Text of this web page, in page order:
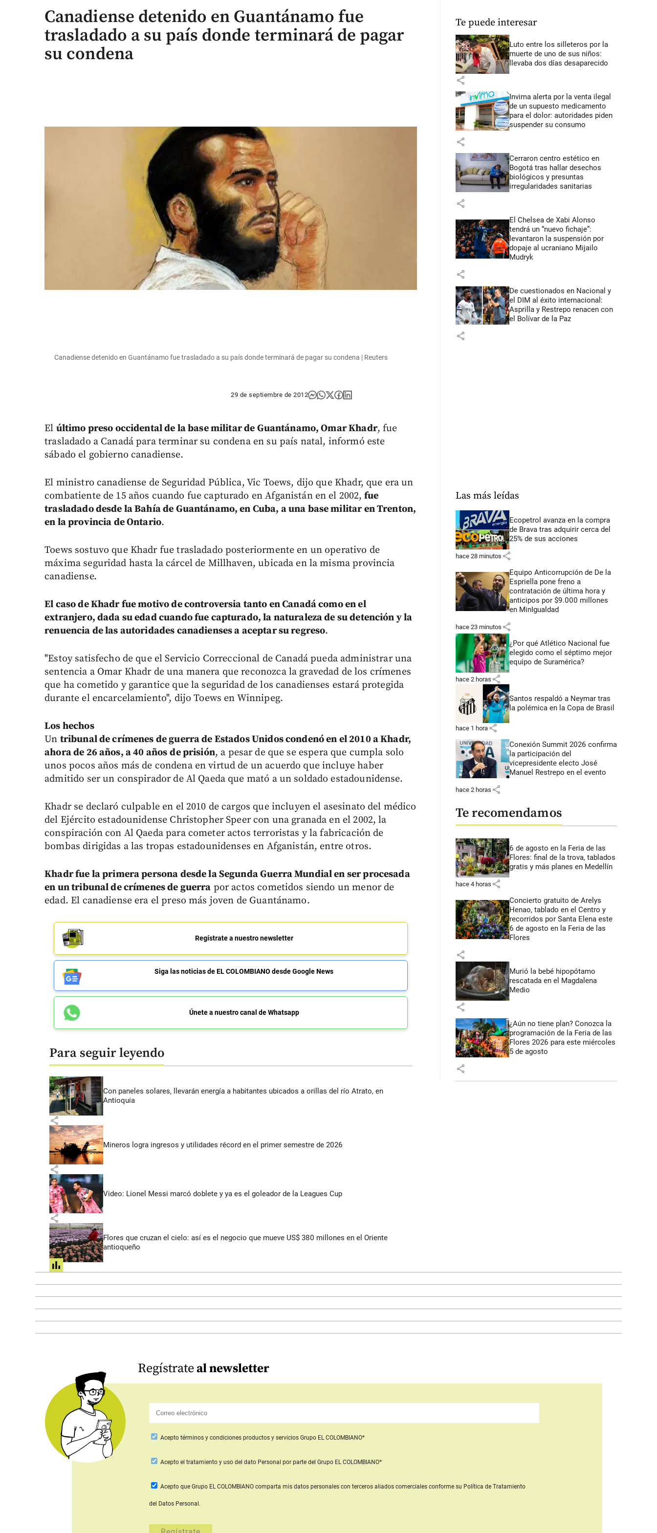
Canadiense detenido en Guantánamo fue
trasladado a su país donde terminará de pagar
su condena
Canadiense detenido en Guantánamo fue trasladado a su país donde terminará de pagar su condena | Reuters
29 de septiembre de 2012
El último preso occidental de la base militar de Guantánamo, Omar Khadr, fue
trasladado a Canadá para terminar su condena en su país natal, informó este
sábado el gobierno canadiense.
El ministro canadiense de Seguridad Pública, Vic Toews, dijo que Khadr, que era un
combatiente de 15 años cuando fue capturado en Afganistán en el 2002, fue
trasladado desde la Bahía de Guantánamo, en Cuba, a una base militar en Trenton,
en la provincia de Ontario.
Toews sostuvo que Khadr fue trasladado posteriormente en un operativo de
máxima seguridad hasta la cárcel de Millhaven, ubicada en la misma provincia
canadiense.
El caso de Khadr fue motivo de controversia tanto en Canadá como en el
extranjero, dada su edad cuando fue capturado, la naturaleza de su detención y la
renuencia de las autoridades canadienses a aceptar su regreso.
"Estoy satisfecho de que el Servicio Correccional de Canadá pueda administrar una
sentencia a Omar Khadr de una manera que reconozca la gravedad de los crímenes
que ha cometido y garantice que la seguridad de los canadienses estará protegida
durante el encarcelamiento", dijo Toews en Winnipeg.
Los hechos
Un tribunal de crímenes de guerra de Estados Unidos condenó en el 2010 a Khadr,
ahora de 26 años, a 40 años de prisión, a pesar de que se espera que cumpla solo
unos pocos años más de condena en virtud de un acuerdo que incluye haber
admitido ser un conspirador de Al Qaeda que mató a un soldado estadounidense.
Khadr se declaró culpable en el 2010 de cargos que incluyen el asesinato del médico
del Ejército estadounidense Christopher Speer con una granada en el 2002, la
conspiración con Al Qaeda para cometer actos terroristas y la fabricación de
bombas dirigidas a las tropas estadounidenses en Afganistán, entre otros.
Khadr fue la primera persona desde la Segunda Guerra Mundial en ser procesada
en un tribunal de crímenes de guerra por actos cometidos siendo un menor de
edad. El canadiense era el preso más joven de Guantánamo.
Regístrate a nuestro newsletter
Siga las noticias de EL COLOMBIANO desde Google News
Únete a nuestro canal de Whatsapp
Para seguir leyendo
Con paneles solares, llevarán energía a habitantes ubicados a orillas del río Atrato, en
Antioquia
share
Mineros logra ingresos y utilidades récord en el primer semestre de 2026
share
Video: Lionel Messi marcó doblete y ya es el goleador de la Leagues Cup
share
Flores que cruzan el cielo: así es el negocio que mueve US$ 380 millones en el Oriente
antioqueño
share
Te puede interesar
Luto entre los silleteros por la
muerte de uno de sus niños:
llevaba dos días desaparecido
share
Invima alerta por la venta ilegal
de un supuesto medicamento
para el dolor: autoridades piden
suspender su consumo
share
Cerraron centro estético en
Bogotá tras hallar desechos
biológicos y presuntas
irregularidades sanitarias
share
El Chelsea de Xabi Alonso
tendrá un “nuevo fichaje”:
levantaron la suspensión por
dopaje al ucraniano Mijailo
Mudryk
share
De cuestionados en Nacional y
el DIM al éxito internacional:
Asprilla y Restrepo renacen con
el Bolívar de la Paz
share
Las más leídas
Ecopetrol avanza en la compra
de Brava tras adquirir cerca del
25% de sus acciones
hace 28 minutos share
Equipo Anticorrupción de De la
Espriella pone freno a
contratación de última hora y
anticipos por $9.000 millones
en MinIgualdad
hace 23 minutos share
¿Por qué Atlético Nacional fue
elegido como el séptimo mejor
equipo de Suramérica?
hace 2 horas share
Santos respaldó a Neymar tras
la polémica en la Copa de Brasil
hace 1 hora share
Conexión Summit 2026 confirma
la participación del
vicepresidente electo José
Manuel Restrepo en el evento
hace 2 horas share
Te recomendamos
6 de agosto en la Feria de las
Flores: final de la trova, tablados
gratis y más planes en Medellín
hace 4 horas share
Concierto gratuito de Arelys
Henao, tablado en el Centro y
recorridos por Santa Elena este
6 de agosto en la Feria de las
Flores
share
Murió la bebé hipopótamo
rescatada en el Magdalena
Medio
share
¿Aún no tiene plan? Conozca la
programación de la Feria de las
Flores 2026 para este miércoles
5 de agosto
share
Regístrateal newsletter
Acepto términos y condiciones productos y servicios Grupo EL COLOMBIANO*
Aceptoel tratamiento y uso del dato Personal por parte del Grupo EL COLOMBIANO*
Acepto que Grupo EL COLOMBIANO comparta mis datos personales con terceros aliados comercialesconforme su Política de Tratamiento
del Datos Personal.